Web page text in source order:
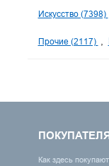
Искусство (7398)
Прочие (2117)
Как здесь покупают